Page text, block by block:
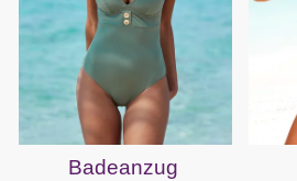
Badeanzug